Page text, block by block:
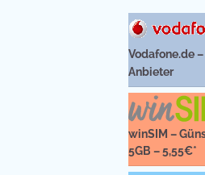
Vodafone.de
Anbieter
winSIM –
5GB – 5,55€*